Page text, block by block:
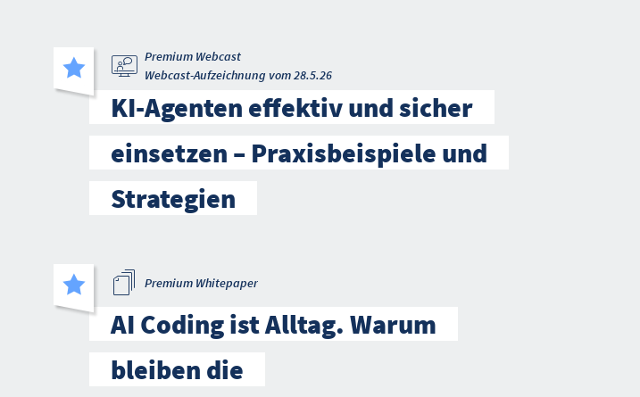
Premium Webcast
Webcast-Aufzeichnung vom 28.5.26
KI-Agenten effektiv und sicher
einsetzen – Praxisbeispiele und
Strategien
Premium Whitepaper
AI Coding ist Alltag. Warum
bleiben die